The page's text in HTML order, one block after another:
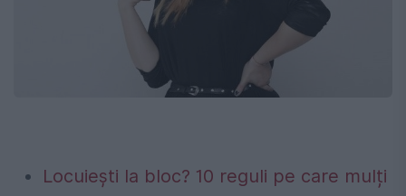
Locuiești la bloc? 10 reguli pe care mulți